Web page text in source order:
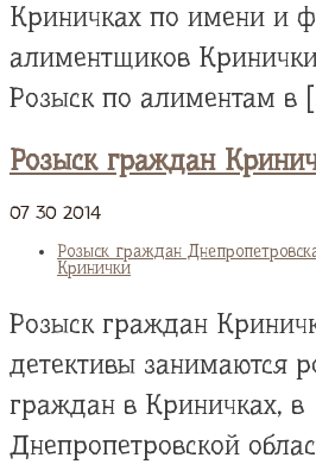
Криничках по имени и
алиментщиков
Розыск по алиментам в
Розыск граждан
07 30 2014
Розыск граждан
Кринички
Розыск граждан
детективы занимаются
граждан в Криничках, в
Днепропетровской